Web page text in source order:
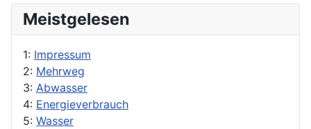
Meistgelesen
1: Impressum
2: Mehrweg
3: Abwasser
4: Energieverbrauch
5: Wasser